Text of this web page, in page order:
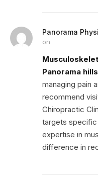
Panorama
on
Panorama hills
managing pain
recommend
Chiropractic
targets specific
expertise in
difference in